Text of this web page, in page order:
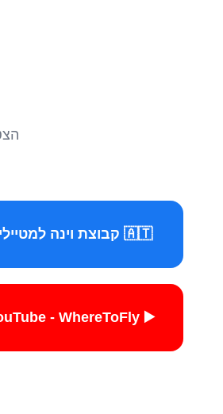
🇦🇹 קבוצת וינה למטיילים
▶️ YouTube - WhereToFly